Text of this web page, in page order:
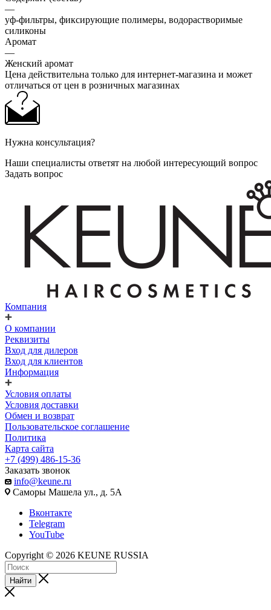
—
уф-фильтры, фиксирующие полимеры, водорастворимые
силиконы
Аромат
—
Женский аромат
Цена действительна только для интернет-магазина и может
отличаться от цен в розничных магазинах
Нужна консультация?
Наши специалисты ответят на любой интересующий вопрос
Задать вопрос
Компания
О компании
Реквизиты
Вход для дилеров
Вход для клиентов
Информация
Условия оплаты
Условия доставки
Обмен и возврат
Пользовательское соглашение
Политика
Карта сайта
+7 (499) 486-15-36
Заказать звонок
info@keune.ru
Саморы Машела ул., д. 5А
Вконтакте
Telegram
YouTube
Copyright © 2026 KEUNE RUSSIA
Найти